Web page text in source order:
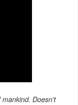
Doesn’t